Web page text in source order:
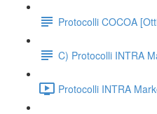
Protocolli COCOA
C) Protocolli INTRA
Protocolli INTRA